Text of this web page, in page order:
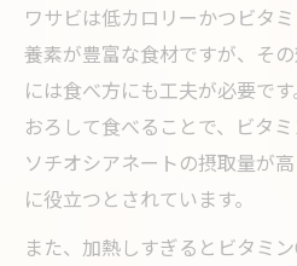
ワサビは低カロリーかつビタ
養素が豊富な食材ですが、そ
には食べ方にも工夫が必要で
おろして食べることで、ビタ
ソチオシアネートの摂取量が
に役立つとされています。
また、加熱しすぎるとビタミ